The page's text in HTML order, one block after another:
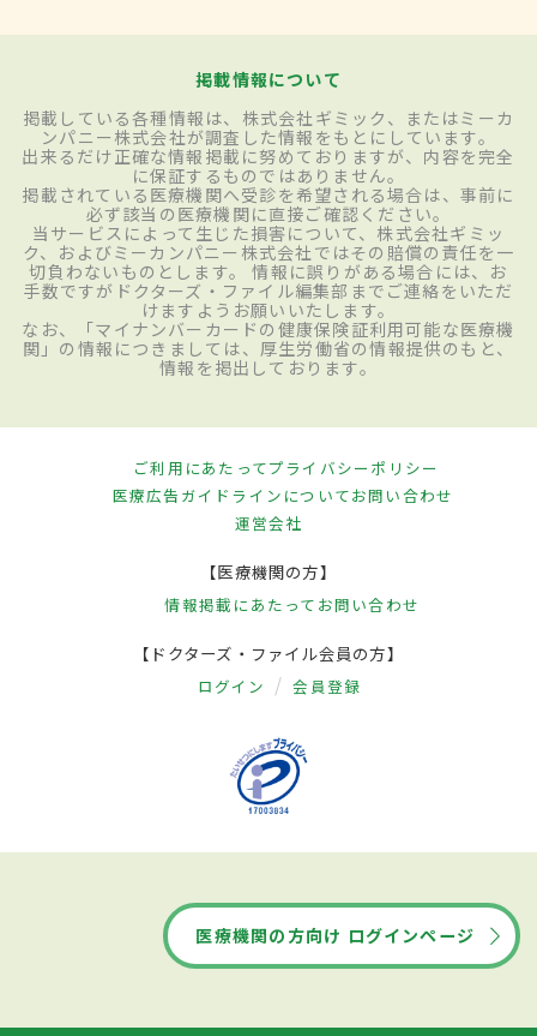
掲載情報について
掲載している各種情報は、株式会社ギミック、またはミーカ
ンパニー株式会社が調査した情報をもとにしています。
出来るだけ正確な情報掲載に努めておりますが、内容を完全
に保証するものではありません。
掲載されている医療機関へ受診を希望される場合は、事前に
必ず該当の医療機関に直接ご確認ください。
当サービスによって生じた損害について、株式会社ギミッ
ク、およびミーカンパニー株式会社ではその賠償の責任を一
切負わないものとします。 情報に誤りがある場合には、お
手数ですがドクターズ・ファイル編集部までご連絡をいただ
けますようお願いいたします。
なお、「マイナンバーカードの健康保険証利用可能な医療機
関」の情報につきましては、厚生労働省の情報提供のもと、
情報を掲出しております。
ご利用にあたってプライバシーポリシー
医療広告ガイドラインについてお問い合わせ
運営会社
【医療機関の方】
情報掲載にあたって お問い合わせ
【ドクターズ・ファイル会員の方】
ログイン 会員登録
医療機関の方向け ログインページ